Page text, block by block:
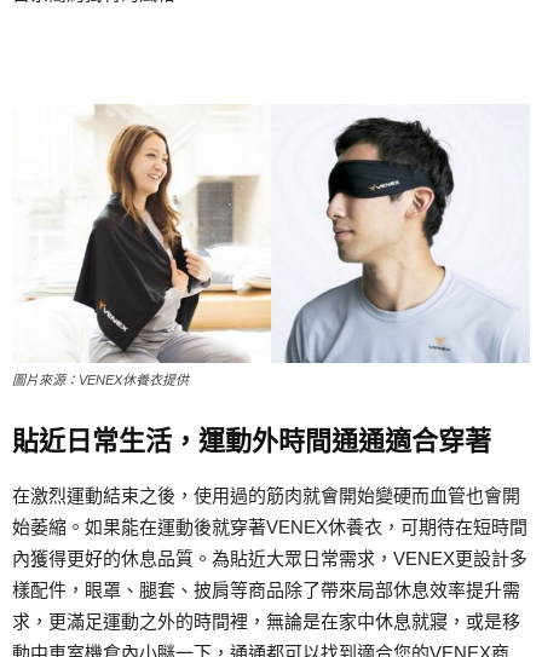
圖片來源：VENEX休養衣提供
貼近日常生活，運動外時間通通適合穿著
在激烈運動結束之後，使用過的筋肉就會開始變硬而血管也會開
始萎縮。如果能在運動後就穿著VENEX休養衣，可期待在短時間
內獲得更好的休息品質。為貼近大眾日常需求，VENEX更設計多
樣配件，眼罩、腿套、披肩等商品除了帶來局部休息效率提升需
求，更滿足運動之外的時間裡，無論是在家中休息就寢，或是移
動中車室機倉內小瞇一下，通通都可以找到適合您的VENEX商